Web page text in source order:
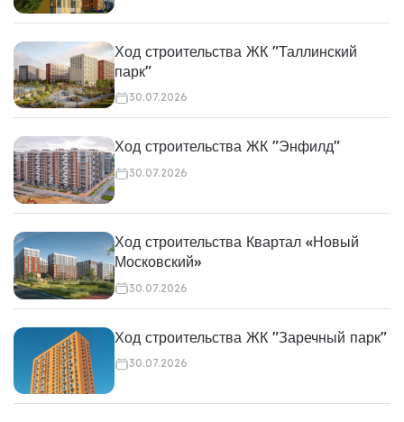
Ход строительства ЖК "Таллинский
парк"
30.07.2026
Ход строительства ЖК "Энфилд"
30.07.2026
Ход строительства Квартал «Новый
Московский»
30.07.2026
Ход строительства ЖК "Заречный парк"
30.07.2026